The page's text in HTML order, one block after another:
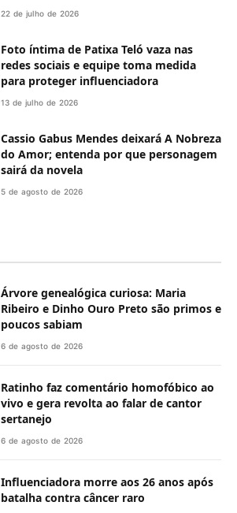
22 de julho de 2026
Foto íntima de Patixa Teló vaza nas
redes sociais e equipe toma medida
para proteger influenciadora
13 de julho de 2026
Cassio Gabus Mendes deixará A Nobreza
do Amor; entenda por que personagem
sairá da novela
5 de agosto de 2026
Árvore genealógica curiosa: Maria
Ribeiro e Dinho Ouro Preto são primos e
poucos sabiam
6 de agosto de 2026
Ratinho faz comentário homofóbico ao
vivo e gera revolta ao falar de cantor
sertanejo
6 de agosto de 2026
Influenciadora morre aos 26 anos após
batalha contra câncer raro